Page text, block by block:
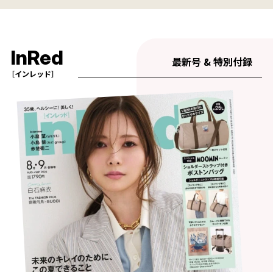
InRed
［インレッド］
最新号 & 特別付録